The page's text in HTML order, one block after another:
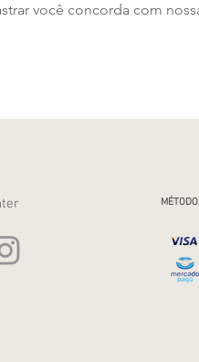
você concorda com